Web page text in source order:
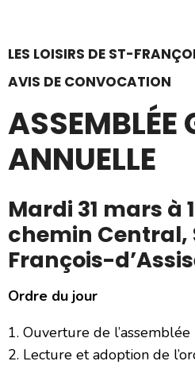
LES LOISIRS DE ST-
AVIS DE CONVOCATION
ASSEMBLÉE
ANNUELLE
Mardi 31 mars à
chemin Central,
François-
Ordre du jour
Ouverture de l’assemblée
Lecture et adoption de